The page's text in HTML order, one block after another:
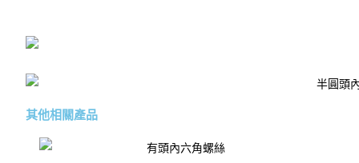
其他相關產品